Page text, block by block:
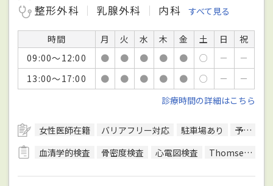
整形外科
乳腺外科 内科 すべて見る
時間 月 火 水 木 金 土 日
祝
09:00～12:00
● ● ● ● ● ○ －
－
13:00～17:00
● ● ● ● ● ○ －
－
診療時間の詳細はこちら
女性医師在籍 バリアフリー対応 駐車場あり 予約可
血清学的検査
骨密度検査 心電図検査 Thomsen（トムセン）テスト